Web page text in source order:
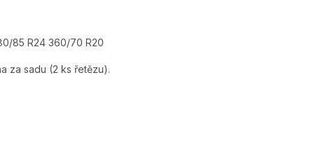
85 R24 360/70 R20
za sadu (2 ks řetězu).